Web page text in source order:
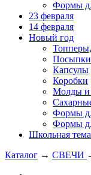
Формы
23 февраля
14 февраля
Новый год
Посыпки
Капсулы
Коробки
Молды и
Формы
Формы
Школьная
Каталог → СВЕЧИ